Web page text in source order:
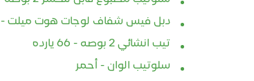
دبل فيس شفاف لوجات هوت ميلت - 30 سم
تيب انشائي 2 بوصه - 66 يارده
سلوتيب الوان - أحمر